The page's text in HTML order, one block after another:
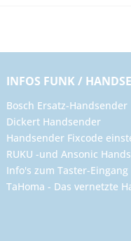
INFOS FUNK /
Bosch Ersatz-Handsender
Dickert Handsender
Handsender Fixcode
RUKU -und Ansonic
Info's zum Taster-Eingang
TaHoma - Das vernetzte